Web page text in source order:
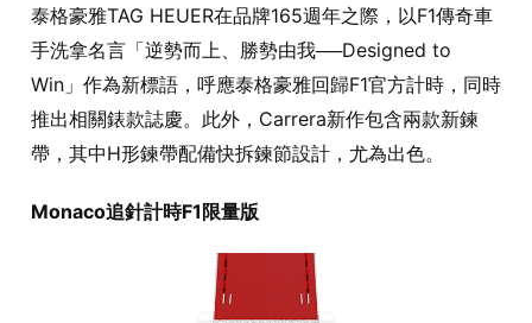
泰格豪雅TAG HEUER在品牌165週年之際，以F1傳奇車
手洗拿名言「逆勢而上、勝勢由我──Designed to
Win」作為新標語，呼應泰格豪雅回歸F1官方計時，同時
推出相關錶款誌慶。此外，Carrera新作包含兩款新鍊
帶，其中H形鍊帶配備快拆鍊節設計，尤為出色。
Monaco追針計時F1限量版